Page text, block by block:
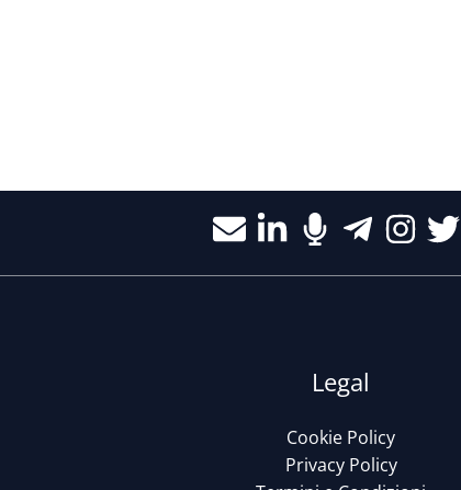
Legal
Cookie Policy
Privacy Policy